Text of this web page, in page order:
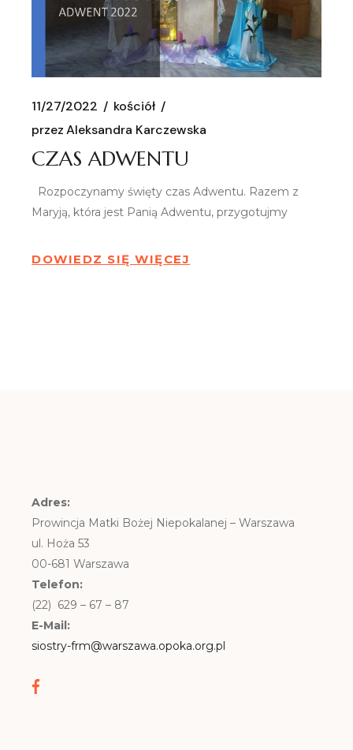
11/27/2022
kościół
przez Aleksandra Karczewska
CZAS ADWENTU
Rozpoczynamy święty czas Adwentu. Razem z
Maryją, która jest Panią Adwentu, przygotujmy
DOWIEDZ SIĘ WIĘCEJ
Adres:
Prowincja Matki Bożej Niepokalanej – Warszawa
ul. Hoża 53
00-681 Warszawa
Telefon:
(22) 629 – 67 – 87
E-Mail:
siostry-frm@warszawa.opoka.org.pl